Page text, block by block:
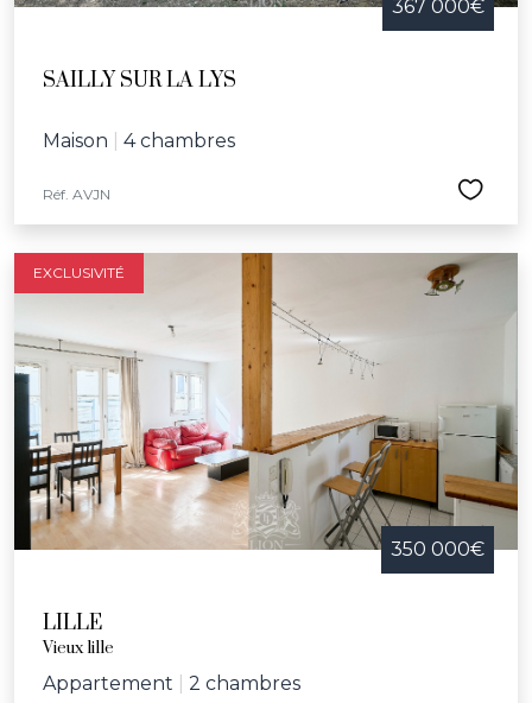
367 000€
SAILLY SUR LA LYS
Maison 4 chambres
Réf. AVJN
EXCLUSIVITÉ
350 000€
LILLE
Vieux lille
Appartement 2 chambres